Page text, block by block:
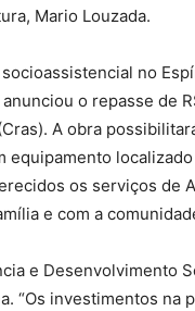
Mario Louzada.
no
o repasse de
A obra
equipamento
os serviços de
e com a
e Desenvolvimento
“Os investimentos na